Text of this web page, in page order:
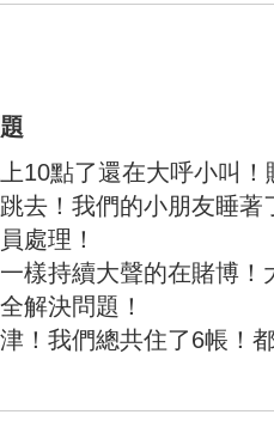
10點了還在大呼小叫
去！我們的小朋友睡
處理！
樣持續大聲的在賭博
解決問題！
！我們總共住了6帳！